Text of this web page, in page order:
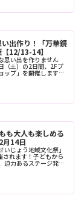
出作り！「万華鏡
12/13-14】
思い出を作りません
（土）の2日間、2Fプ
ップ」を開催します！
に入りを選び、20～
も大人も楽しめる
月14日
じょう地域文化祭」
れます！子どもから
迫力あるステージ発表